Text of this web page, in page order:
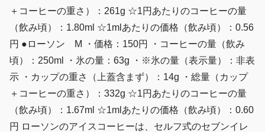
＋コーヒーの重さ）：261g ☆1円あたりのコーヒーの量
（飲み頃）：1.80ml ☆1mlあたりの価格（飲み頃）：0.56
円 ●ローソン M ・価格：150円 ・コーヒーの量（飲み
頃）：250ml ・氷の量：63g ・※氷の量（表示量）：非表
示 ・カップの重さ（上蓋含まず）：14g ・総量（カップ
＋コーヒーの重さ）：332g ☆1円あたりのコーヒーの量
（飲み頃）：1.67ml ☆1mlあたりの価格（飲み頃）：0.60
円 ローソンのアイスコーヒーは、セルフ式のセブンイレ